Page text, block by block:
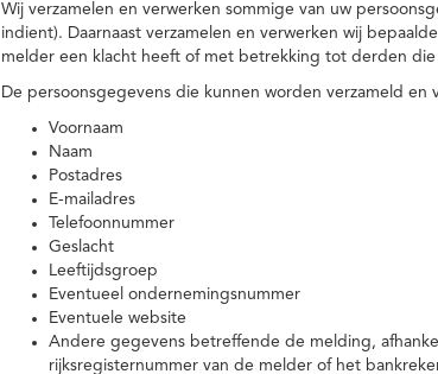
Wij verzamelen en verwerken sommige van uw
indient). Daarnaast verzamelen en verwerken wij
melder een klacht heeft of met betrekking tot derden
De persoonsgegevens die kunnen worden verzameld en
Voornaam
Naam
Postadres
E-mailadres
Telefoonnummer
Geslacht
Leeftijdsgroep
Eventueel ondernemingsnummer
Eventuele website
Andere gegevens betreffende de melding,
rijksregisternummer van de melder of het